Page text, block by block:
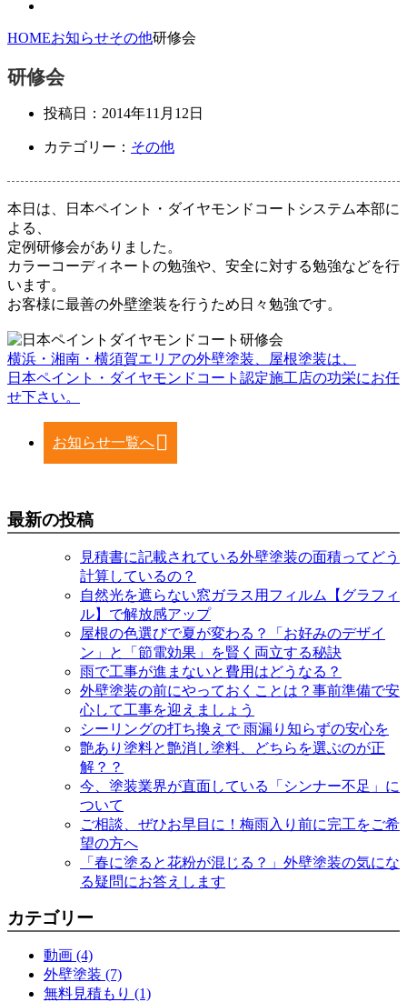
HOMEお知らせその他研修会
研修会
投稿日： 2014年11月12日
カテゴリー： その他
本日は、日本ペイント・ダイヤモンドコートシステム本部に
よる、
定例研修会がありました。
カラーコーディネートの勉強や、安全に対する勉強などを行
います。
お客様に最善の外壁塗装を行うため日々勉強です。
横浜・湘南・横須賀エリアの外壁塗装、屋根塗装は、
日本ペイント・ダイヤモンドコート認定施工店の功栄にお任
せ下さい。
お知らせ一覧へ
最新の投稿
見積書に記載されている外壁塗装の面積ってどう
計算しているの？
自然光を遮らない窓ガラス用フィルム【グラフィ
ル】で解放感アップ
屋根の色選びで夏が変わる？「お好みのデザイ
ン」と「節電効果」を賢く両立する秘訣
雨で工事が進まないと費用はどうなる？
外壁塗装の前にやっておくことは？事前準備で安
心して工事を迎えましょう
シーリングの打ち換えで 雨漏り知らずの安心を
艶あり塗料と艶消し塗料、どちらを選ぶのが正
解？？
今、塗装業界が直面している「シンナー不足」に
ついて
ご相談、ぜひお早目に！梅雨入り前に完工をご希
望の方へ
「春に塗ると花粉が混じる？」外壁塗装の気にな
る疑問にお答えします
カテゴリー
動画 (4)
外壁塗装 (7)
無料見積もり (1)